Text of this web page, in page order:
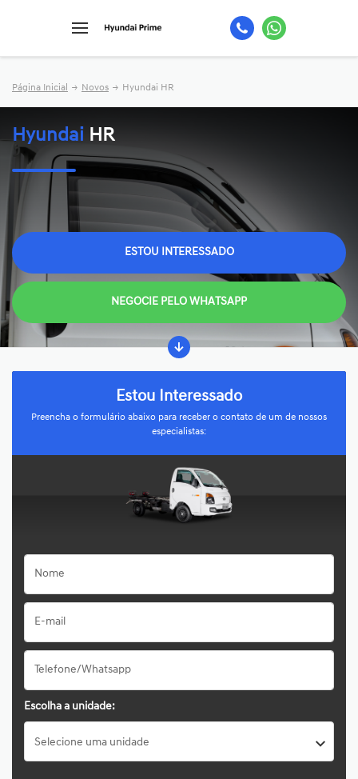
Página Inicial Novos Hyundai HR
Hyundai HR
ESTOU INTERESSADO
NEGOCIE PELO WHATSAPP
Estou Interessado
Preencha o formulário abaixo para receber o contato de um de nossos
especialistas:
Escolha a unidade:
Selecione uma unidade